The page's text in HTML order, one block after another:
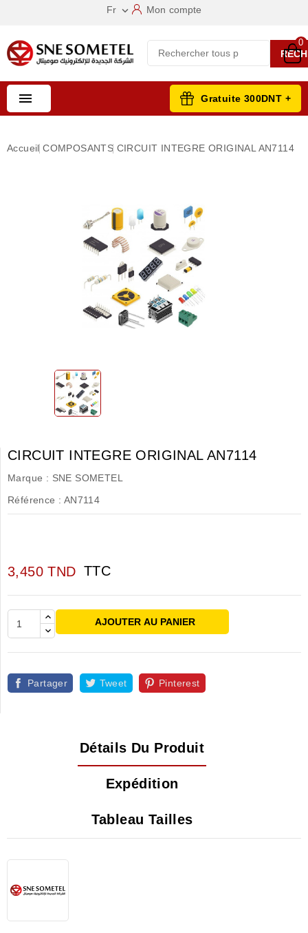
Fr  Mon compte
0
 Gratuite 300DNT +
Accueil COMPOSANTS CIRCUIT INTEGRE ORIGINAL AN7114
CIRCUIT INTEGRE ORIGINAL AN7114
Marque : SNE SOMETEL
Référence : AN7114
3,450 TND TTC
AJOUTER AU PANIER
Partager Tweet Pinterest
Détails Du Produit
Expédition
Tableau Tailles